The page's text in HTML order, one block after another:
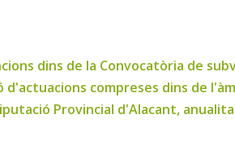
dins de la Convocatòria de
d'actuacions compreses dins de
Provincial d'Alacant,